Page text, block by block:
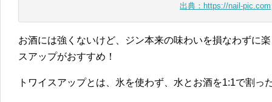
出典：https://nail-pic.com
お酒には強くないけど、ジン本来の味わいを損なわずに
スアップがおすすめ！
トワイスアップとは、氷を使わず、水とお酒を1:1で割っ